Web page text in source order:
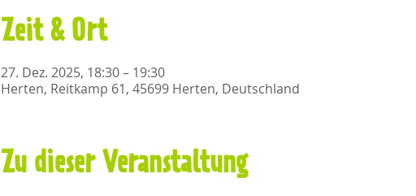
Zeit & Ort
27. Dez. 2025, 18:30 – 19:30
Herten, Reitkamp 61, 45699 Herten, Deutschland
Zu dieser Veranstaltung